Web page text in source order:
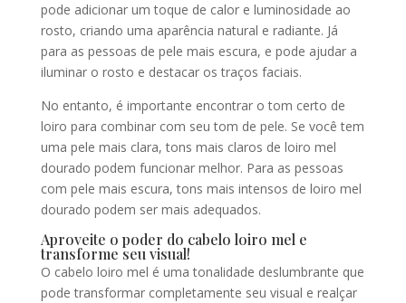
pode adicionar um toque de calor e luminosidade ao
rosto, criando uma aparência natural e radiante. Já
para as pessoas de pele mais escura, e pode ajudar a
iluminar o rosto e destacar os traços faciais.
No entanto, é importante encontrar o tom certo de
loiro para combinar com seu tom de pele. Se você tem
uma pele mais clara, tons mais claros de loiro mel
dourado podem funcionar melhor. Para as pessoas
com pele mais escura, tons mais intensos de loiro mel
dourado podem ser mais adequados.
Aproveite o poder do cabelo loiro mel e
transforme seu visual!
O cabelo loiro mel é uma tonalidade deslumbrante que
pode transformar completamente seu visual e realçar